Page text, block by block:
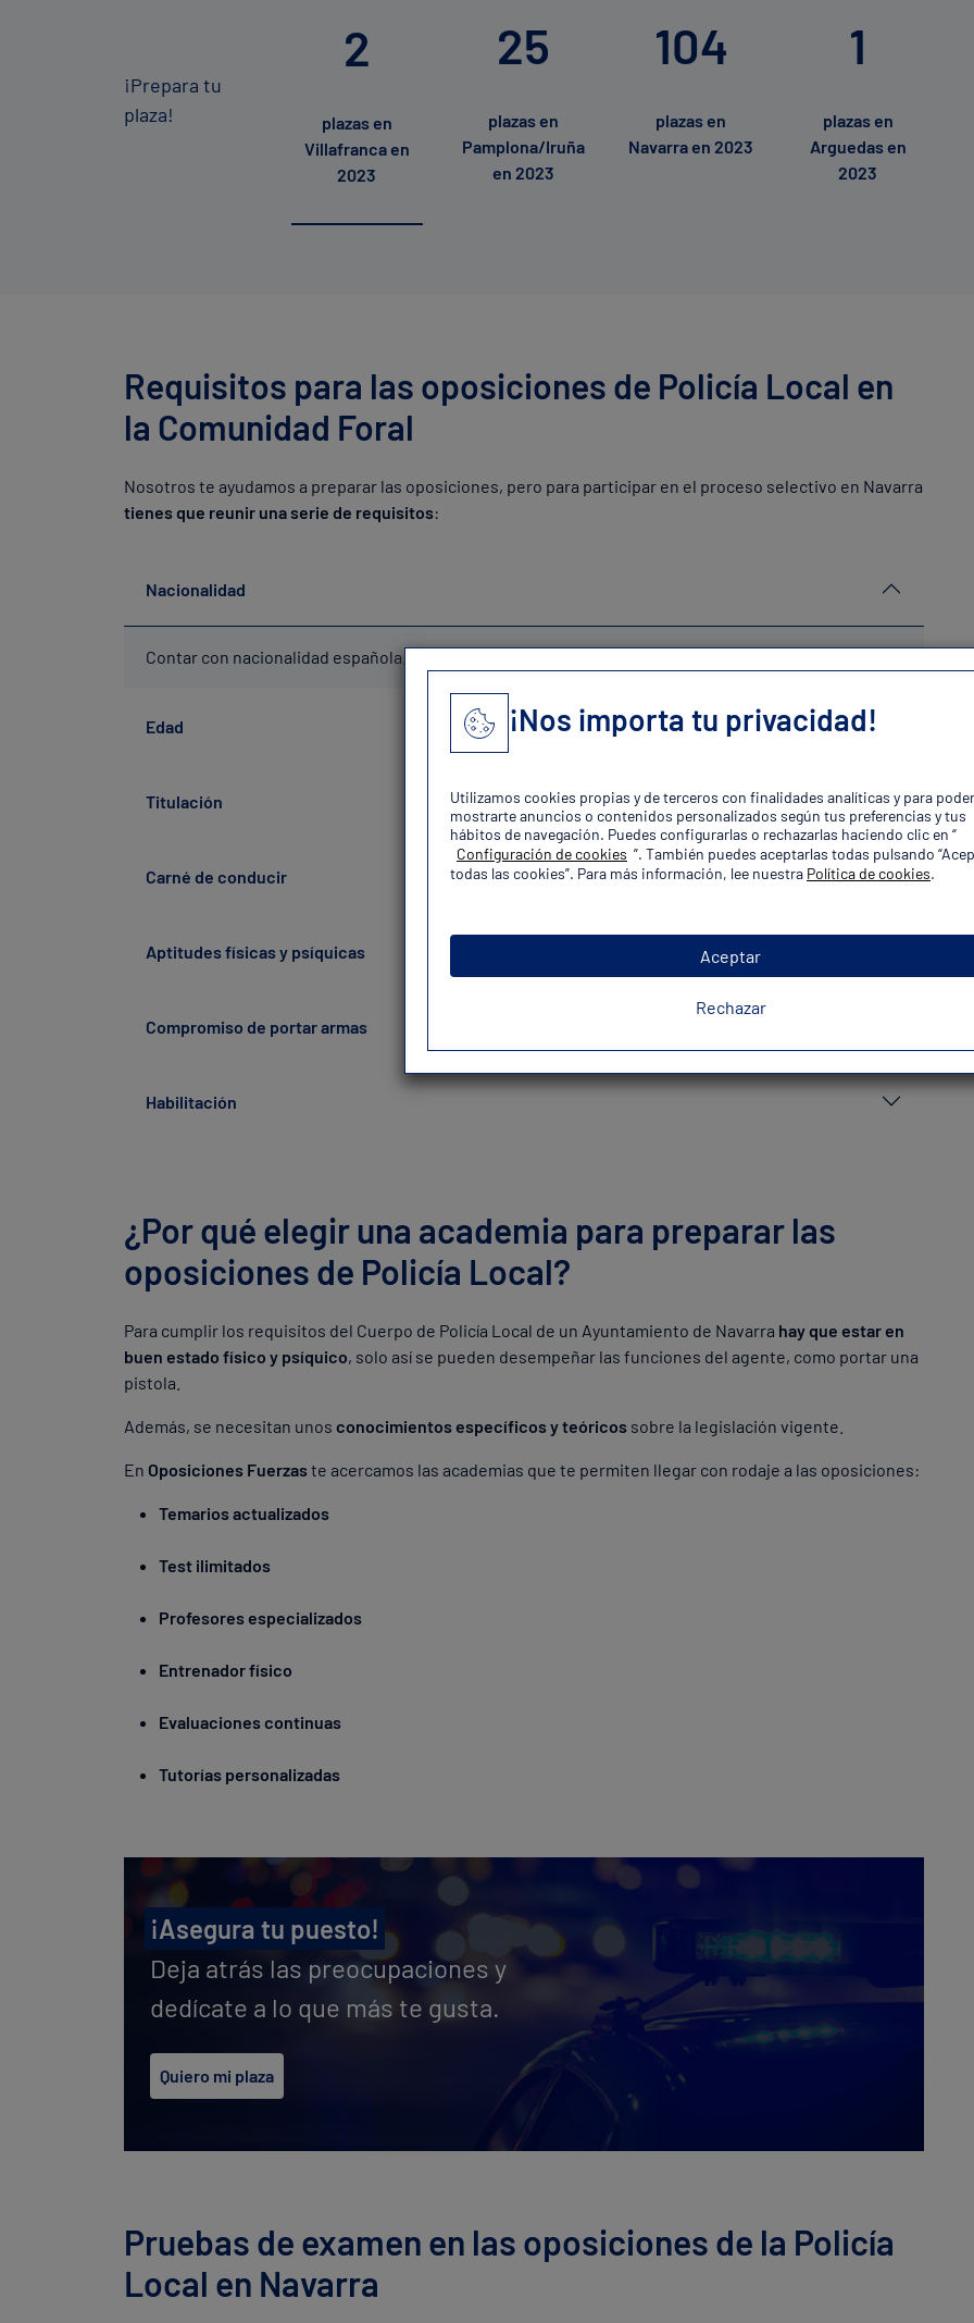
¡Prepara tu
plaza!
2
plazas en
Villafranca en
2023
25
plazas en
Pamplona/Iruña
en 2023
104
plazas en
Navarra en 2023
1
plazas en
Arguedas en
2023
Requisitos para las oposiciones de Policía Local en
la Comunidad Foral
Nosotros te ayudamos a preparar las oposiciones, pero para participar en el proceso selectivo en Navarra
tienes que reunir una serie de requisitos:
Nacionalidad
Contar con nacionalidad española.
Edad
Titulación
Carné de conducir
Aptitudes físicas y psíquicas
Compromiso de portar armas
Habilitación
¿Por qué elegir una academia para preparar las
oposiciones de Policía Local?
Para cumplir los requisitos del Cuerpo de Policía Local de un Ayuntamiento de Navarra hay que estar en
buen estado físico y psíquico, solo así se pueden desempeñar las funciones del agente, como portar una
pistola.
Además, se necesitan unos conocimientos específicos y teóricos sobre la legislación vigente.
En Oposiciones Fuerzaste acercamos las academias que te permiten llegar con rodaje a las oposiciones:
Temarios actualizados
Test ilimitados
Profesores especializados
Entrenador físico
Evaluaciones continuas
Tutorías personalizadas
¡Asegura tu puesto!
Deja atrás las preocupaciones y
dedícate a lo que más te gusta.
Quiero mi plaza
Pruebas de examen en las oposiciones de la Policía
Local en Navarra
¡Nos importa tu privacidad!
Utilizamos cookies propias y de terceros con finalidades analíticas y para poder
mostrarte anuncios o contenidos personalizados según tus preferencias y tus
hábitos de navegación. Puedes configurarlas o rechazarlas haciendo clic en “
Configuración de cookies ”. También puedes aceptarlas todas pulsando
todas las cookies”. Para más información, lee nuestra Política de cookies.
Aceptar
Rechazar